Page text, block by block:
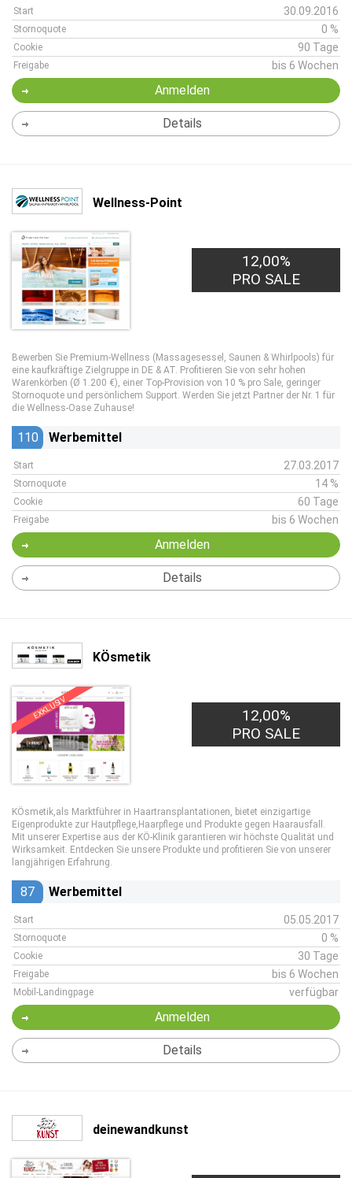
Start 30.09.2016
Stornoquote 0 %
Cookie 90 Tage
Freigabe bis 6 Wochen
Anmelden
Details
Wellness-Point
12,00%
PRO SALE
Bewerben Sie Premium-Wellness (Massagesessel, Saunen & Whirlpools) für
eine kaufkräftige Zielgruppe in DE & AT. Profitieren Sie von sehr hohen
Warenkörben (Ø 1.200 €), einer Top-Provision von 10 % pro Sale, geringer
Stornoquote und persönlichem Support. Werden Sie jetzt Partner der Nr. 1 für
die Wellness-Oase Zuhause!
110 Werbemittel
Start 27.03.2017
Stornoquote 14 %
Cookie 60 Tage
Freigabe bis 6 Wochen
Anmelden
Details
KÖsmetik
EXKLUSIV
12,00%
PRO SALE
KÖsmetik,als Marktführer in Haartransplantationen, bietet einzigartige
Eigenprodukte zur Hautpflege,Haarpflege und Produkte gegen Haarausfall.
Mit unserer Expertise aus der KÖ-Klinik garantieren wir höchste Qualität und
Wirksamkeit. Entdecken Sie unsere Produkte und profitieren Sie von unserer
langjährigen Erfahrung.
87 Werbemittel
Start 05.05.2017
Stornoquote 0 %
Cookie 30 Tage
Freigabe bis 6 Wochen
Mobil-Landingpage verfügbar
Anmelden
Details
deinewandkunst